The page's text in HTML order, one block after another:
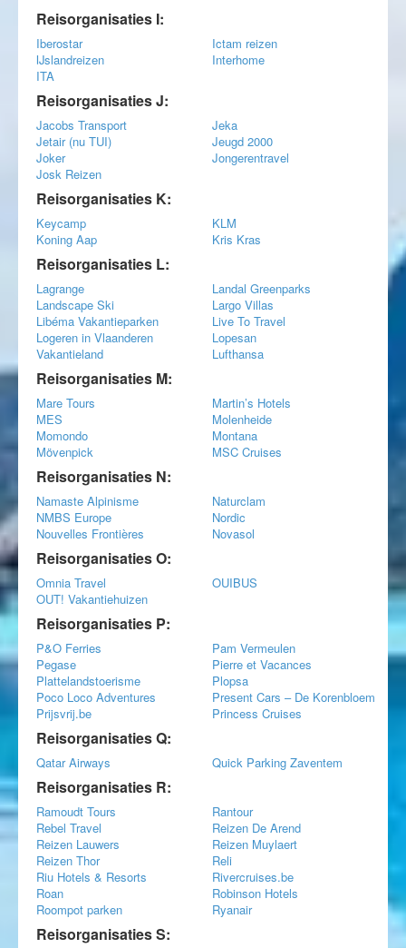
Reisorganisaties I:
Iberostar
Ictam reizen
IJslandreizen
Interhome
ITA
Reisorganisaties J:
Jacobs Transport
Jeka
Jetair (nu TUI)
Jeugd 2000
Joker
Jongerentravel
Josk Reizen
Reisorganisaties K:
Keycamp
KLM
Koning Aap
Kris Kras
Reisorganisaties L:
Lagrange
Landal Greenparks
Landscape Ski
Largo Villas
Libéma Vakantieparken
Live To Travel
Logeren in Vlaanderen
Vakantieland
Lopesan
Lufthansa
Reisorganisaties M:
Mare Tours
Martin’s Hotels
MES
Molenheide
Momondo
Montana
Mövenpick
MSC Cruises
Reisorganisaties N:
Namaste Alpinisme
Naturclam
NMBS Europe
Nordic
Nouvelles Frontières
Novasol
Reisorganisaties O:
Omnia Travel
OUIBUS
OUT! Vakantiehuizen
Reisorganisaties P:
P&O Ferries
Pam Vermeulen
Pegase
Pierre et Vacances
Plattelandstoerisme
Plopsa
Poco Loco Adventures
Present Cars – De Korenbloem
Prijsvrij.be
Princess Cruises
Reisorganisaties Q:
Qatar Airways Quick Parking Zaventem
Reisorganisaties R:
Ramoudt Tours
Rantour
Rebel Travel
Reizen De Arend
Reizen Lauwers
Reizen Muylaert
Reizen Thor
Reli
Riu Hotels & Resorts
Rivercruises.be
Roan
Robinson Hotels
Roompot parken
Ryanair
Reisorganisaties S: